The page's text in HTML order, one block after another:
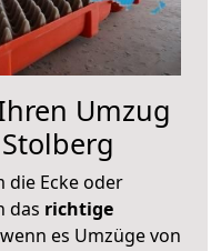
Umzug
die Ecke oder
das richtige
es Umzüge von